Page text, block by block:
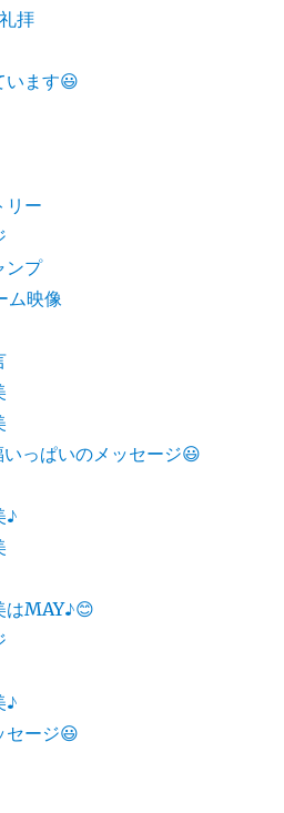
拝
います😃
ー
ンプ
ム映像
っぱいのメッセージ😃
♪
MAY♪😊
♪
ージ😃